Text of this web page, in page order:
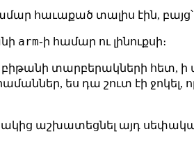
հաւաքած տալիս էին, բայց՝
arm֊ի համար ու լինուքսի։
բիթանի տարբերակների հետ, ի
ես դա շուտ էի ջոկել,
աշխատեցնել այդ